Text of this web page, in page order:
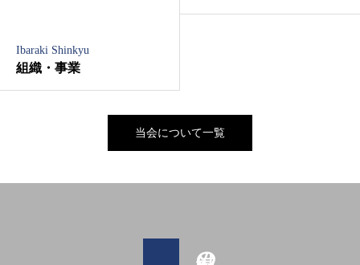
Ibaraki Shinkyu
組織・事業
当会について一覧
鍼の聖地・茨木